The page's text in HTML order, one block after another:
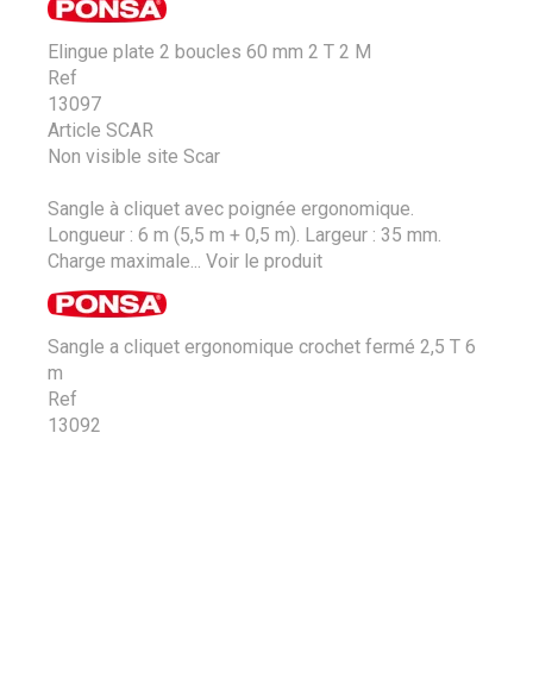
Elingue plate 2 boucles 60 mm 2 T 2 M
Ref
13097
Article SCAR
Non visible site Scar
Sangle à cliquet avec poignée ergonomique.
Longueur : 6 m (5,5 m + 0,5 m). Largeur : 35 mm.
Charge maximale...
Voir le produit
Sangle a cliquet ergonomique crochet fermé 2,5 T 6
m
Ref
13092